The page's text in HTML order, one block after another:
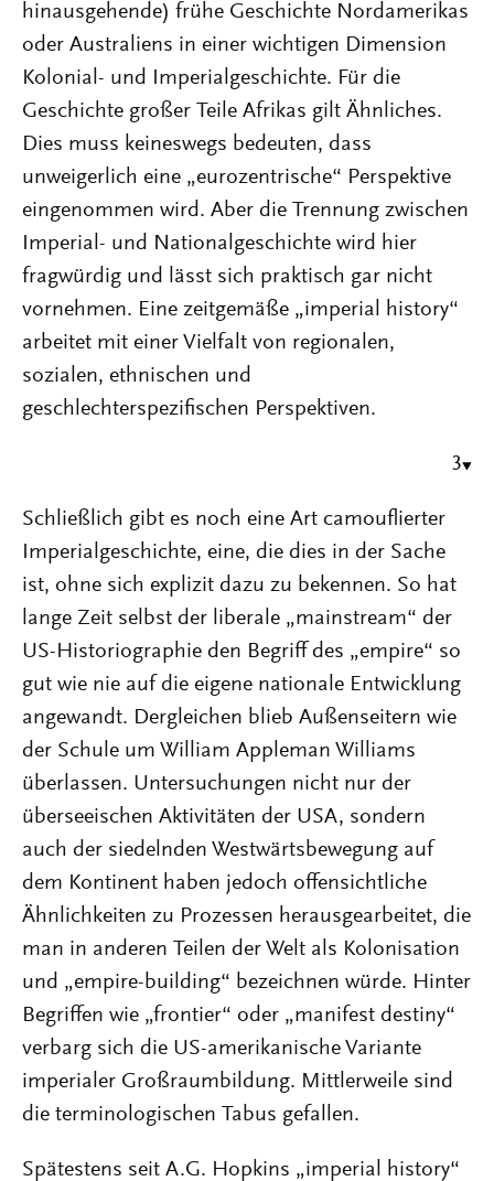
hinausgehende) frühe Geschichte Nordamerikas
oder Australiens in einer wichtigen Dimension
Kolonial- und Imperialgeschichte. Für die
Geschichte großer Teile Afrikas gilt Ähnliches.
Dies muss keineswegs bedeuten, dass
unweigerlich eine „eurozentrische“ Perspektive
eingenommen wird. Aber die Trennung zwischen
Imperial- und Nationalgeschichte wird hier
fragwürdig und lässt sich praktisch gar nicht
vornehmen. Eine zeitgemäße „imperial history“
arbeitet mit einer Vielfalt von regionalen,
sozialen, ethnischen und
geschlechterspezifischen Perspektiven.
3
Schließlich gibt es noch eine Art camouflierter
Imperialgeschichte, eine, die dies in der Sache
ist, ohne sich explizit dazu zu bekennen. So hat
lange Zeit selbst der liberale „mainstream“ der
US-Historiographie den Begriff des „empire“ so
gut wie nie auf die eigene nationale Entwicklung
angewandt. Dergleichen blieb Außenseitern wie
der Schule um William Appleman Williams
überlassen. Untersuchungen nicht nur der
überseeischen Aktivitäten der USA, sondern
auch der siedelnden Westwärtsbewegung auf
dem Kontinent haben jedoch offensichtliche
Ähnlichkeiten zu Prozessen herausgearbeitet, die
man in anderen Teilen der Welt als Kolonisation
und „empire-building“ bezeichnen würde. Hinter
Begriffen wie „frontier“ oder „manifest destiny“
verbarg sich die US-amerikanische Variante
imperialer Großraumbildung. Mittlerweile sind
die terminologischen Tabus gefallen.
Spätestens seit A.G. Hopkins „imperial history“